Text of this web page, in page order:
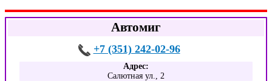
Автомиг
+7 (351) 242-02-96
Адрес:
Салютная ул., 2